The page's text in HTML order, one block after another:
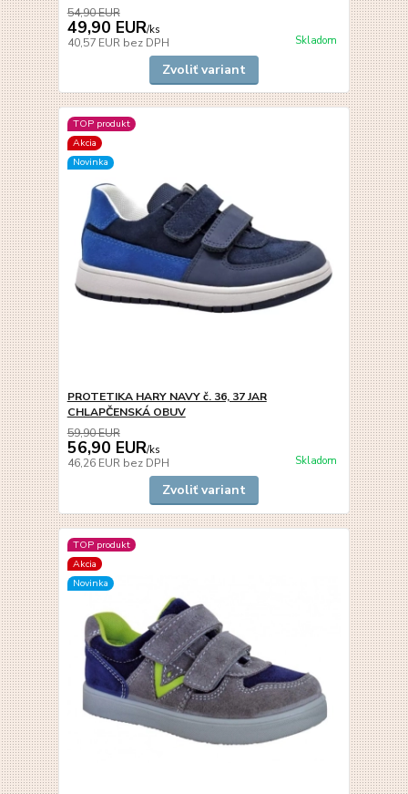
54,90 EUR
49,90 EUR/ks
40,57 EUR bez DPH Skladom
Zvoliť variant
TOP produkt
Akcia
Novinka
PROTETIKA HARY NAVY č. 36, 37 JAR
CHLAPČENSKÁ OBUV
59,90 EUR
56,90 EUR/ks
46,26 EUR bez DPH Skladom
Zvoliť variant
TOP produkt
Akcia
Novinka